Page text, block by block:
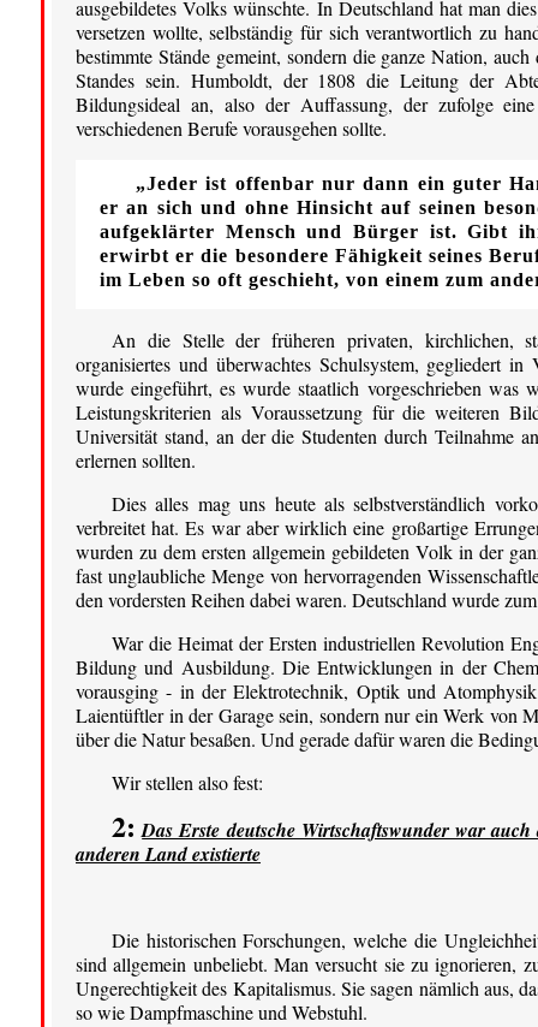
ausgebildetes Volks wünschte. In Deutschland hat man
versetzen wollte, selbständig für sich verantwortlich zu
bestimmte Stände gemeint, sondern die ganze Nation,
Standes sein. Humboldt, der 1808 die Leitung der
Bildungsideal an, also der Auffassung, der zufolge
verschiedenen Berufe vorausgehen sollte.
„Jeder ist offenbar nur dann ein guter
er an sich und ohne Hinsicht auf seinen
aufgeklärter Mensch und Bürger ist. Gibt
erwirbt er die besondere Fähigkeit seines
im Leben so oft geschieht, von einem zum
An die Stelle der früheren privaten, kirchlichen,
organisiertes und überwachtes Schulsystem, gegliedert
wurde eingeführt, es wurde staatlich vorgeschrieben was
Leistungskriterien als Voraussetzung für die weiteren
Universität stand, an der die Studenten durch Teilnahme
erlernen sollten.
Dies alles mag uns heute als selbstverständlich
verbreitet hat. Es war aber wirklich eine großartige
wurden zu dem ersten allgemein gebildeten Volk in der
fast unglaubliche Menge von hervorragenden
den vordersten Reihen dabei waren. Deutschland wurde
War die Heimat der Ersten industriellen Revolution
Bildung und Ausbildung. Die Entwicklungen in der
vorausging - in der Elektrotechnik, Optik und
Laientüftler in der Garage sein, sondern nur ein Werk von
über die Natur besaßen. Und gerade dafür waren die
Wir stellen also fest:
2: Das Erste deutsche Wirtschaftswunder war
anderen Land existierte
Die historischen Forschungen, welche die
sind allgemein unbeliebt. Man versucht sie zu ignorieren,
Ungerechtigkeit des Kapitalismus. Sie sagen nämlich aus,
so wie Dampfmaschine und Webstuhl.